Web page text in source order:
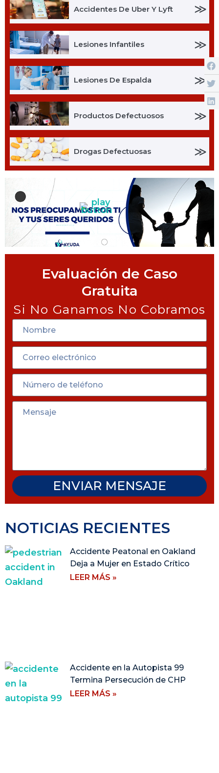
Accidentes De Uber Y Lyft ≫
Lesiones Infantiles ≫
Lesiones De Espalda ≫
Productos Defectuosos ≫
Drogas Defectuosas ≫
Evaluación de Caso
Gratuita
Si No Ganamos No Cobramos
ENVIAR MENSAJE
NOTICIAS RECIENTES
Accidente Peatonal en Oakland
Deja a Mujer en Estado Crítico
LEER MÁS »
Accidente en la Autopista 99
Termina Persecución de CHP
LEER MÁS »